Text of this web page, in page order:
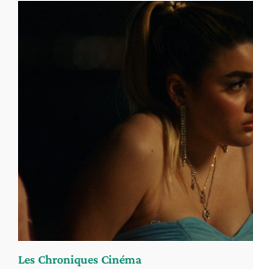
Les Chroniques Cinéma